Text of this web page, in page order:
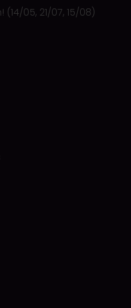
05, 21/07, 15/08)